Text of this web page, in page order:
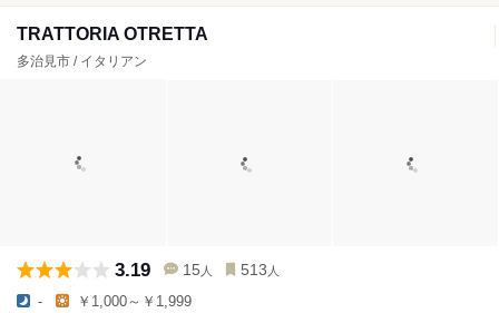
TRATTORIA OTRETTA
多治見市 / イタリアン
3.19 15 人 513 人
- ￥1,000～￥1,999